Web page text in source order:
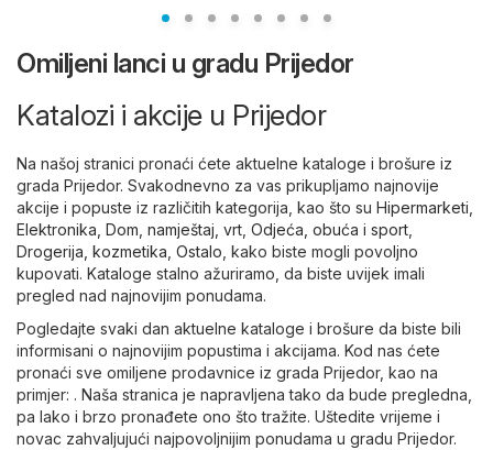
Omiljeni lanci u gradu Prijedor
Katalozi i akcije u Prijedor
Na našoj stranici pronaći ćete aktuelne kataloge i brošure iz
grada Prijedor. Svakodnevno za vas prikupljamo najnovije
akcije i popuste iz različitih kategorija, kao što su Hipermarketi
Elektronika Dom, namještaj, vrt Odjeća, obuća i sport
Drogerija, kozmetika Ostalo , kako biste mogli povoljno
kupovati. Kataloge stalno ažuriramo, da biste uvijek imali
pregled nad najnovijim ponudama.
Pogledajte svaki dan aktuelne kataloge i brošure da biste bili
informisani o najnovijim popustima i akcijama. Kod nas ćete
pronaći sve omiljene prodavnice iz grada Prijedor, kao na
primjer: . Naša stranica je napravljena tako da bude pregledna,
pa lako i brzo pronađete ono što tražite. Uštedite vrijeme i
novac zahvaljujući najpovoljnijim ponudama u gradu Prijedor.